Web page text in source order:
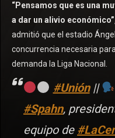
“Pensamos que es una
a dar un alivio
admitió que el estadio
concurrencia necesaria
demanda la Liga Nacional.
#Unión||
#Spahn,
equipo de